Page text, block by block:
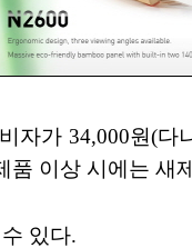
자가 34,000원(
이상 시에는
있다.